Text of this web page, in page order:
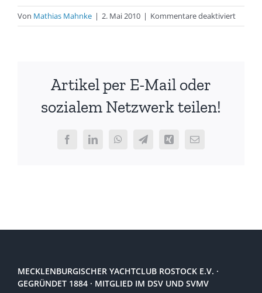
Von Mathias Mahnke | 2. Mai 2010 | Kommentare deaktiviertfür
Artikel per E-Mail oder
sozialem Netzwerk teilen!
FacebookLinkedInWhatsAppTelegramXing
E-
MECKLENBURGISCHER YACHTCLUB ROSTOCK E.V. ·
GEGRÜNDET 1884 · MITGLIED IM DSV UND SVMV